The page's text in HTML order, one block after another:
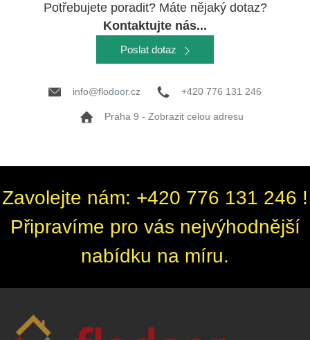
Potřebujete poradit? Máte nějaký dotaz?
Kontaktujte nás...
Poslat dotaz
info@flodoor.cz +420 776 131 246
Praha 9 - Zobrazit celou adresu
Zavolejte nám: +420 776 131 246 !
Připravíme pro vás nejvýhodnější
nabídku na míru.